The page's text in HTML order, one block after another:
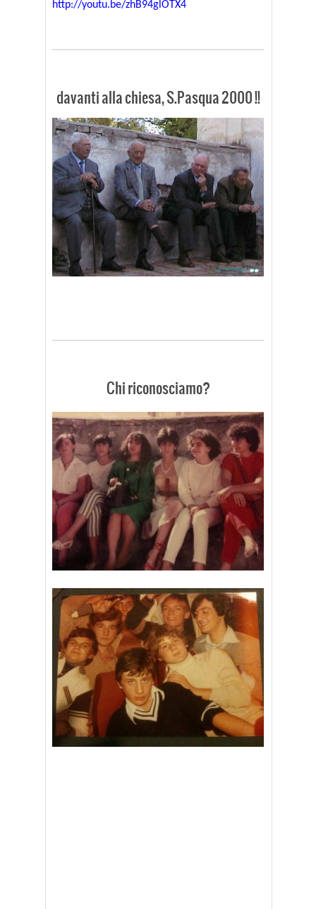
http://youtu.be/zhB94glOTX4
davanti alla chiesa, S.Pasqua 2000 !!
Chi riconosciamo?